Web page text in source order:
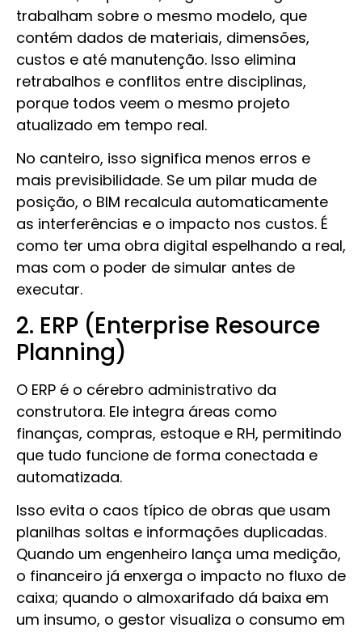
trabalham sobre o mesmo modelo, que
contém dados de materiais, dimensões,
custos e até manutenção. Isso elimina
retrabalhos e conflitos entre disciplinas,
porque todos veem o mesmo projeto
atualizado em tempo real.
No canteiro, isso significa menos erros e
mais previsibilidade. Se um pilar muda de
posição, o BIM recalcula automaticamente
as interferências e o impacto nos custos. É
como ter uma obra digital espelhando a real,
mas com o poder de simular antes de
executar.
2. ERP (Enterprise Resource
Planning)
O ERP é o cérebro administrativo da
construtora. Ele integra áreas como
finanças, compras, estoque e RH, permitindo
que tudo funcione de forma conectada e
automatizada.
Isso evita o caos típico de obras que usam
planilhas soltas e informações duplicadas.
Quando um engenheiro lança uma medição,
o financeiro já enxerga o impacto no fluxo de
caixa; quando o almoxarifado dá baixa em
um insumo, o gestor visualiza o consumo em